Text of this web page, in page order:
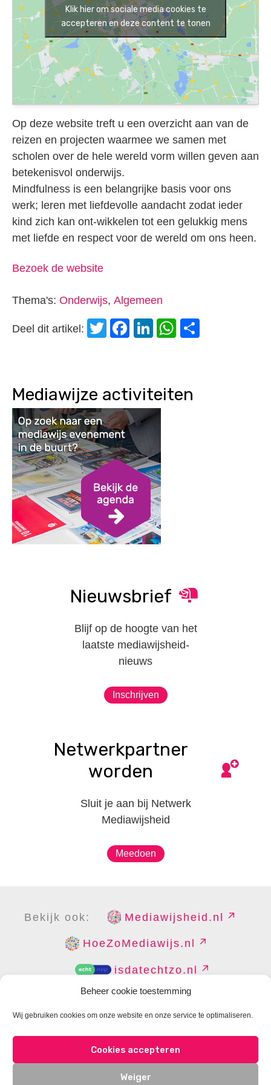
Beheer cookie toestemming
Wij gebruiken cookies om onze website en onze service te optimaliseren.
Cookies accepteren
Weiger
Klik hier om sociale media cookies te
accepteren en deze content te tonen
Op deze website treft u een overzicht aan van de
reizen en projecten waarmee we samen met
scholen over de hele wereld vorm willen geven aan
betekenisvol onderwijs.
Mindfulness is een belangrijke basis voor ons
werk; leren met liefdevolle aandacht zodat ieder
kind zich kan ont-wikkelen tot een gelukkig mens
met liefde en respect voor de wereld om ons heen.
Bezoek de website
Thema's: Onderwijs, Algemeen
Deel dit artikel: Twitter
Facebook
LinkedIn
WhatsApp
Mediawijze activiteiten
Nieuwsbrief
Blijf op de hoogte van het
laatste mediawijsheid-
nieuws
Inschrijven
Netwerkpartner
worden
Sluit je aan bij Netwerk
Mediawijsheid
Meedoen
Bekijk ook: Mediawijsheid.nl
HoeZoMediawijs.nl
isdatechtzo.nl
DISCLAIMER PRIVACY
CONTACT
COOKIES BEHEREN